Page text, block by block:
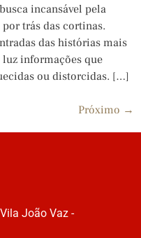
incansável pela
trás das cortinas.
das histórias mais
informações que
ou distorcidas. […]
Próximo →
João Vaz -